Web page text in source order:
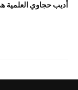
أديب حجاوي العلمية